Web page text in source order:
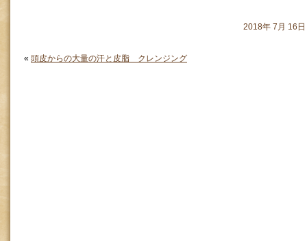
2018年 7月 16
« 頭皮からの大量の汗と皮脂 クレンジング